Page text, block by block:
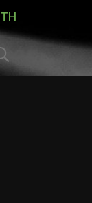
TH